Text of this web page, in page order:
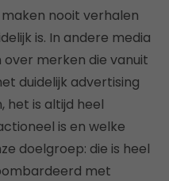
nooit verhalen
is. In andere media
merken die vanuit
duidelijk advertising
het is altijd heel
is en welke
doelgroep: die is heel
met